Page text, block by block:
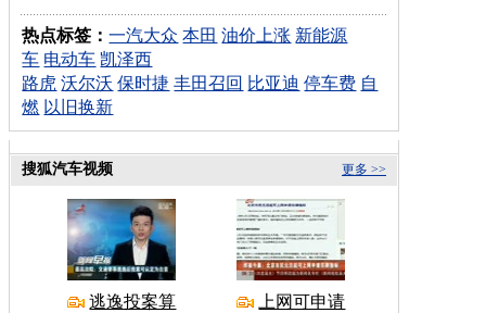
热点标签：一汽大众 本田 油价上涨 新能源
车 电动车 凯泽西
路虎 沃尔沃 保时捷 丰田召回 比亚迪 停车费 自
燃 以旧换新
更多 >>
搜狐汽车视频
逃逸投案算
上网可申请